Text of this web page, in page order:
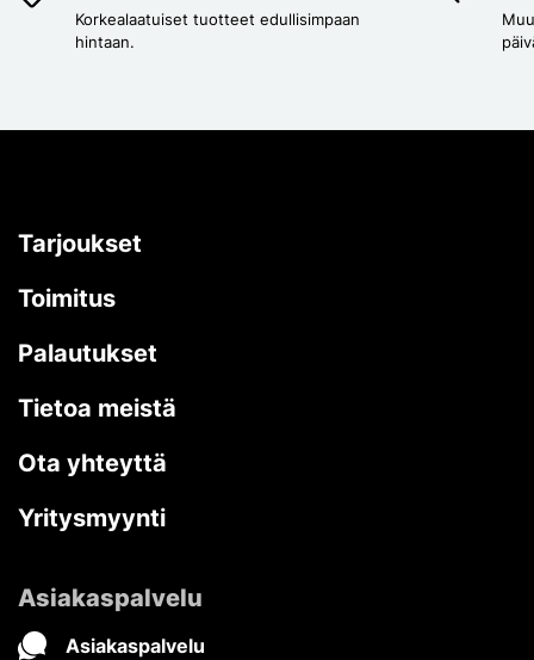
Korkealaatuiset tuotteet edullisimpaan
hintaan.
Tarjoukset
Toimitus
Palautukset
Tietoa meistä
Ota yhteyttä
Yritysmyynti
Asiakaspalvelu
Asiakaspalvelu